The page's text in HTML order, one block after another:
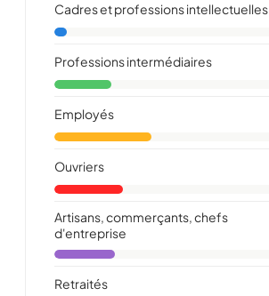
Cadres et professions intellectuelles
Professions intermédiaires
Employés
Ouvriers
Artisans, commerçants, chefs
d'entreprise
Retraités